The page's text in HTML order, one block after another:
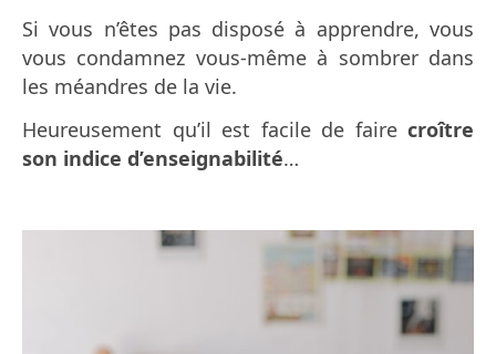
Si vous n’êtes pas disposé à apprendre, vous
vous condamnez vous-même à sombrer dans
les méandres de la vie.
Heureusement qu’il est facile de faire croître
son indice d’enseignabilité…